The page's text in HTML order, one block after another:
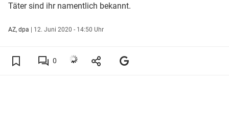
Täter sind ihr namentlich bekannt.
AZ, dpa | 12. Juni 2020 - 14:50 Uhr
0